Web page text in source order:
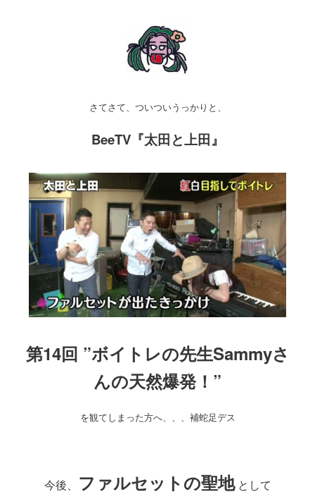
さてさて、ついついうっかりと、
BeeTV『太田と上田』
第14回 ”ボイトレの先生Sammyさ
んの天然爆発！”
を観てしまった方へ、、、補蛇足デス
今後、 ファルセットの聖地として